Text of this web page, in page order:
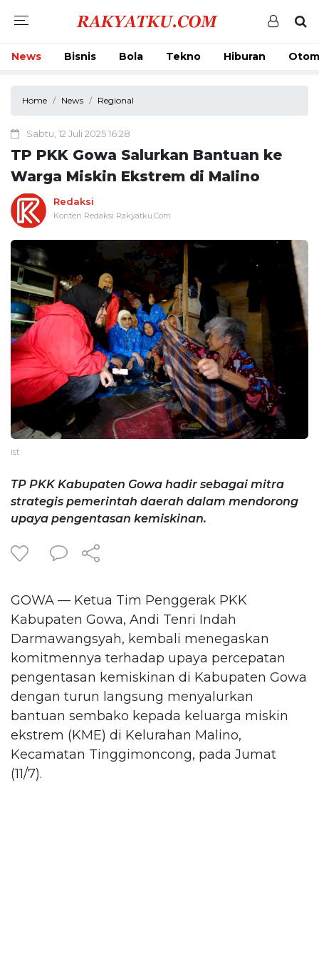
News Bisnis Bola Tekno Hiburan
Home News Regional
Sabtu, 12 Juli 2025 16:28
TP PKK Gowa Salurkan Bantuan ke
Warga Miskin Ekstrem di Malino
Redaksi
Konten Redaksi Rakyatku.Com
ist
TP PKK Kabupaten Gowa hadir sebagai mitra
strategis pemerintah daerah dalam mendorong
upaya pengentasan kemiskinan.
GOWA — Ketua Tim Penggerak PKK
Kabupaten Gowa, Andi Tenri Indah
Darmawangsyah, kembali menegaskan
komitmennya terhadap upaya percepatan
pengentasan kemiskinan di Kabupaten Gowa
dengan turun langsung menyalurkan
bantuan sembako kepada keluarga miskin
ekstrem (KME) di Kelurahan Malino,
Kecamatan Tinggimoncong, pada Jumat
(11/7).